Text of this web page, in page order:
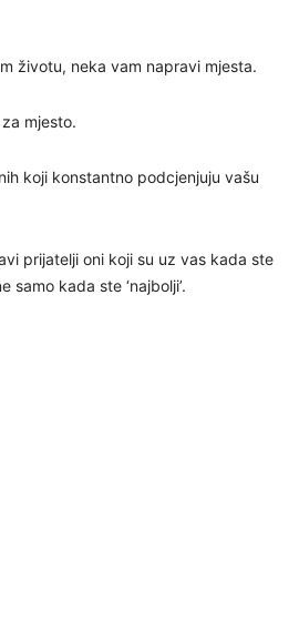
životu, neka vam napravi mjesta.
mjesto.
koji konstantno podcjenjuju vašu
prijatelji oni koji su uz vas kada ste
samo kada ste ‘najbolji’.